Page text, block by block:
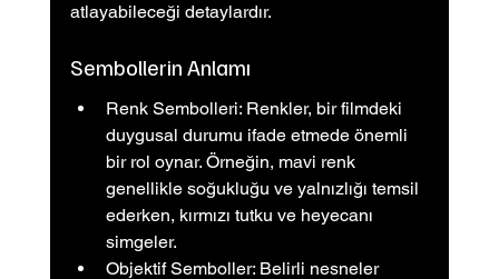
atlayabileceği detaylardır.
Sembollerin Anlamı
Renk Sembolleri: Renkler, bir filmdeki
duygusal durumu ifade etmede önemli
bir rol oynar. Örneğin, mavi renk
genellikle soğukluğu ve yalnızlığı temsil
ederken, kırmızı tutku ve heyecanı
simgeler.
Objektif Semboller: Belirli nesneler